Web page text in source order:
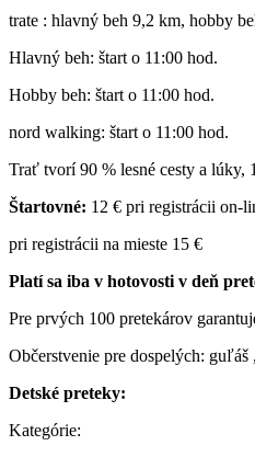
trate : hlavný beh 9,2 km, hobby
Hlavný beh: štart o 11:00 hod.
Hobby beh: štart o 11:00 hod.
nord walking: štart o 11:00 hod.
Trať tvorí 90 % lesné cesty a lúky,
Štartovné: 12 € pri registrácii on-
pri registrácii na mieste 15 €
Platí sa iba v hotovosti v deň
Pre prvých 100 pretekárov
Občerstvenie pre dospelých: guľáš
Detské preteky:
Kategórie: